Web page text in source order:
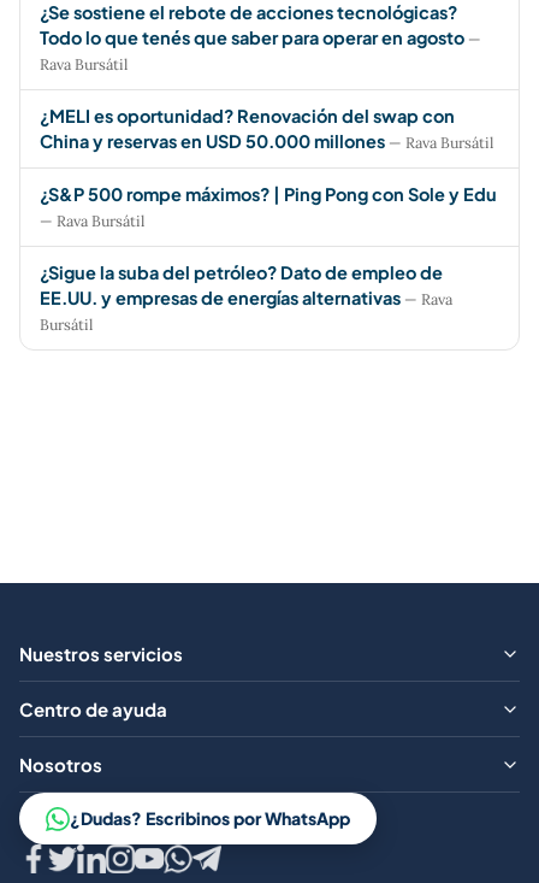
¿Se sostiene el rebote de acciones tecnológicas?
Todo lo que tenés que saber para operar en agosto —
Rava Bursátil
¿MELI es oportunidad? Renovación del swap con
China y reservas en USD 50.000 millones — Rava Bursátil
¿S&P 500 rompe máximos? | Ping Pong con Sole y Edu
— Rava Bursátil
¿Sigue la suba del petróleo? Dato de empleo de
EE.UU. y empresas de energías alternativas — Rava
Bursátil
Nuestros servicios
¿Qué ofrecemos?
Aranceles
Centro de ayuda
Preguntas frecuentes
Contacto
Nosotros
Trabajá con nosotros
Aviso legal
¿Dudas? Escribinos por WhatsApp